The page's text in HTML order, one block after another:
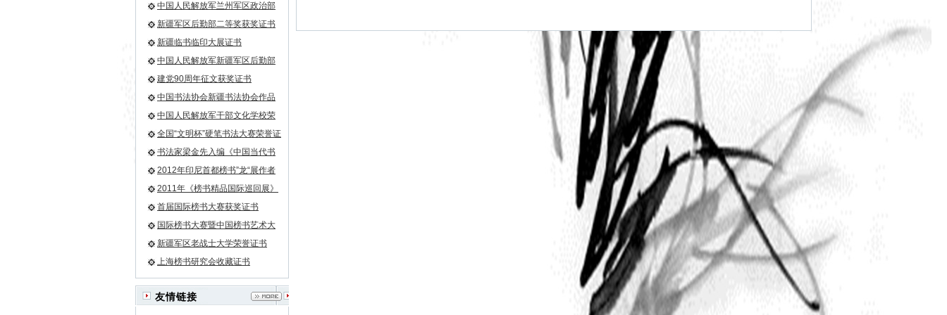
证书
中国人民解放军兰州军区政治部
一等奖荣誉证书
新疆军区后勤部二等奖获奖证书
新疆临书临印大展证书
中国人民解放军新疆军区后勤部
荣誉证书
建党90周年征文获奖证书
中国书法协会新疆书法协会作品
入选证书
中国人民解放军干部文化学校荣
誉证书
全国“文明杯”硬笔书法大赛荣誉证
书
书法家梁金先入编《中国当代书
画家大辞典》
2012年印尼首都榜书”龙“展作者
—梁金先
2011年《榜书精品国际巡回展》
第一名
首届国际榜书大赛获奖证书
国际榜书大赛暨中国榜书艺术大
论坛收藏证书
新疆军区老战士大学荣誉证书
上海榜书研究会收藏证书
友情链接